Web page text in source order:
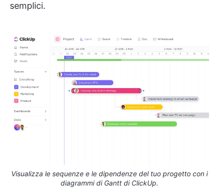
semplici.
Visualizza le sequenze e le dipendenze del tuo progetto con i
diagrammi di Gantt di ClickUp.